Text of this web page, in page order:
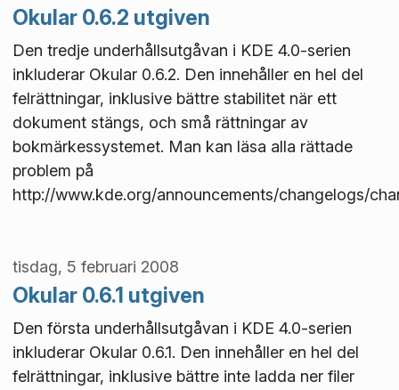
Okular 0.6.2 utgiven
Den tredje underhållsutgåvan i KDE 4.0-serien
inkluderar Okular 0.6.2. Den innehåller en hel del
felrättningar, inklusive bättre stabilitet när ett
dokument stängs, och små rättningar av
bokmärkessystemet. Man kan läsa alla rättade
problem på
http://www.kde.org/announcements/changelogs/
tisdag, 5 februari 2008
Okular 0.6.1 utgiven
Den första underhållsutgåvan i KDE 4.0-serien
inkluderar Okular 0.6.1. Den innehåller en hel del
felrättningar, inklusive bättre inte ladda ner filer